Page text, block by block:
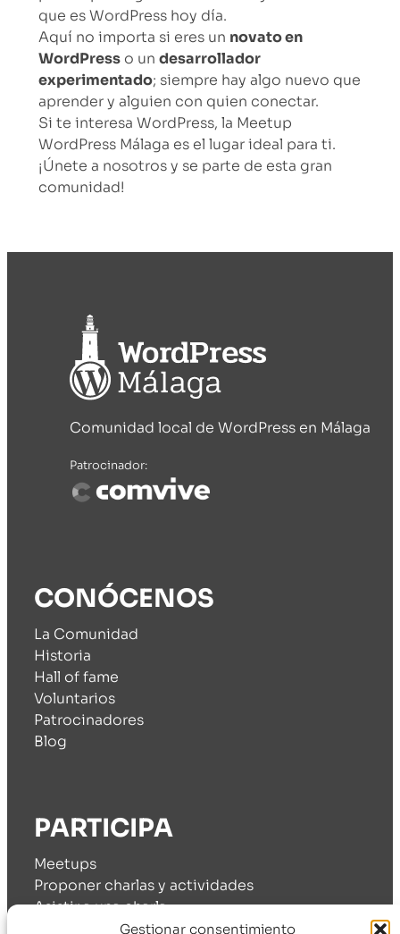
Gestionar consentimiento
que es WordPress hoy día.
Aquí no importa si eres un novato en
WordPress o un desarrollador
experimentado; siempre hay algo nuevo que
aprender y alguien con quien conectar.
Si te interesa WordPress, la Meetup
WordPress Málaga es el lugar ideal para ti.
¡Únete a nosotros y se parte de esta gran
comunidad!
Comunidad local de WordPress en Málaga
Patrocinador:
CONÓCENOS
La Comunidad
Historia
Hall of fame
Voluntarios
Patrocinadores
Blog
PARTICIPA
Meetups
Proponer charlas y actividades
Asistir a una charla
Cómo patrocinarnos